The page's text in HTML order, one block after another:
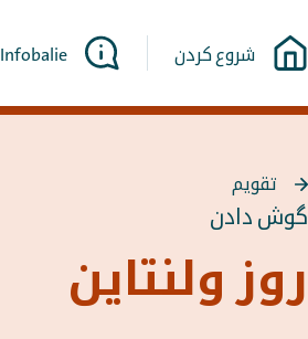
شروع کردن Infobalie
بازگشت
به
Page
}}
تقویم
گوش دادن
روز ولنتاین